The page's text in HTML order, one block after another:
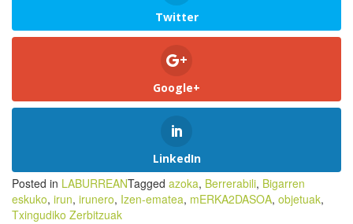
Twitter
Google+
LinkedIn
Posted in LABURREANTagged azoka, Berrerabili, Bigarren
eskuko, irun, irunero, Izen-ematea, mERKA2DASOA, objetuak,
Txingudiko Zerbitzuak